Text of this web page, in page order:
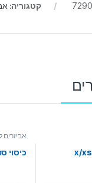
קטגוריה:
אביזרים
כיסוי ספר